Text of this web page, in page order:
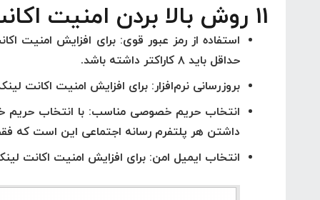
11 روش بالا بردن امنیت اکانت لینکدین با احراز هویت لینکدین:
استفاده از رمز عبور قوی: برای افزایش امنیت
حداقل باید ۸ کاراکتر داشته باشد.
بروزرسانی نرم‌افزار: برای افزایش امنیت اکانت
انتخاب حریم خصوصی مناسب: با انتخاب حریم
داشتن هر پلتفرم رسانه اجتماعی این است که
انتخاب ایمیل امن: برای افزایش امنیت اکانت